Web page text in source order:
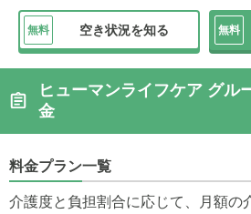
無料 空き状況を知る 無料
ヒューマンライフケア グル
金
料金プラン一覧
介護度と負担割合に応じて、月額の